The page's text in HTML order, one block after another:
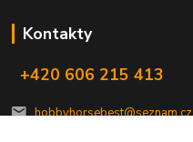
Kontakty
+420 606 215 413
hobbyhorsebest@seznam.cz